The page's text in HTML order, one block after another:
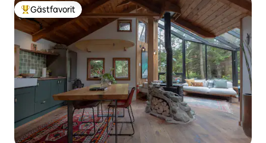
Populär gästfavorit
Gästfavorit